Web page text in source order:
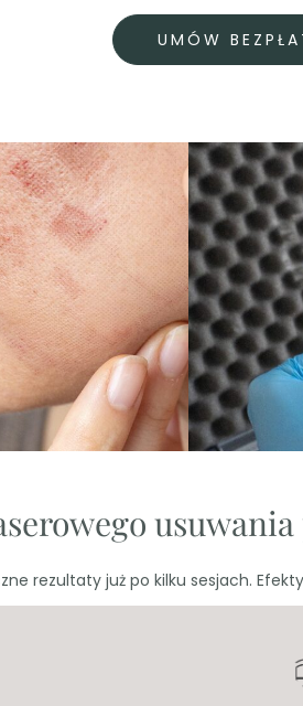
UMÓW
rezultaty już po kilku sesjach.